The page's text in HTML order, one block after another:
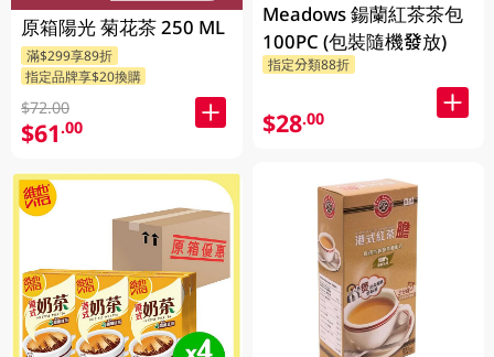
原箱陽光 菊花茶 250 ML
滿$299享89折
指定品牌享$20換購
$72.00
$61.00
Meadows 鍚蘭紅茶茶包
100PC (包裝隨機發放)
指定分類88折
$28.00